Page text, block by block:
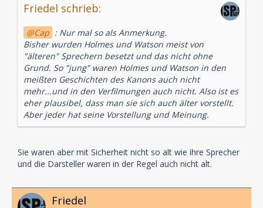
Friedel schrieb:
Cap : Nur mal so als Anmerkung.
Bisher wurden Holmes und Watson meist von
"älteren" Sprechern besetzt und das nicht ohne
Grund. So "jung" waren Holmes und Watson in den
meißten Geschichten des Kanons auch nicht
mehr...und in den Verfilmungen auch nicht. Also ist es
eher plausibel, dass man sie sich auch älter vorstellt.
Aber jeder hat seine Vorstellung und Meinung.
Sie waren aber mit Sicherheit nicht so alt wie ihre Sprecher
und die Darsteller waren in der Regel auch nicht alt.
Friedel